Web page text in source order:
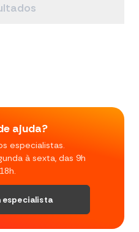
ajuda?
especialistas.
à sexta, das 9h
especialista